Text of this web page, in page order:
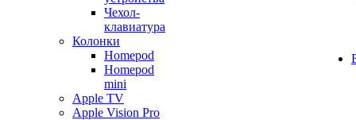
Чехол-
клавиатура
Колонки
Homepod
Homepod
mini
Apple TV
Apple Vision Pro